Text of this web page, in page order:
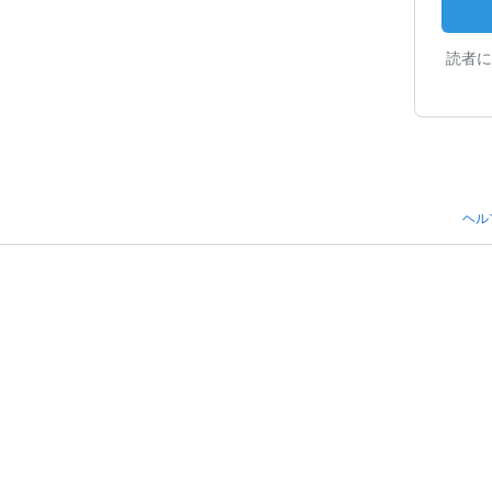
読者
ヘル